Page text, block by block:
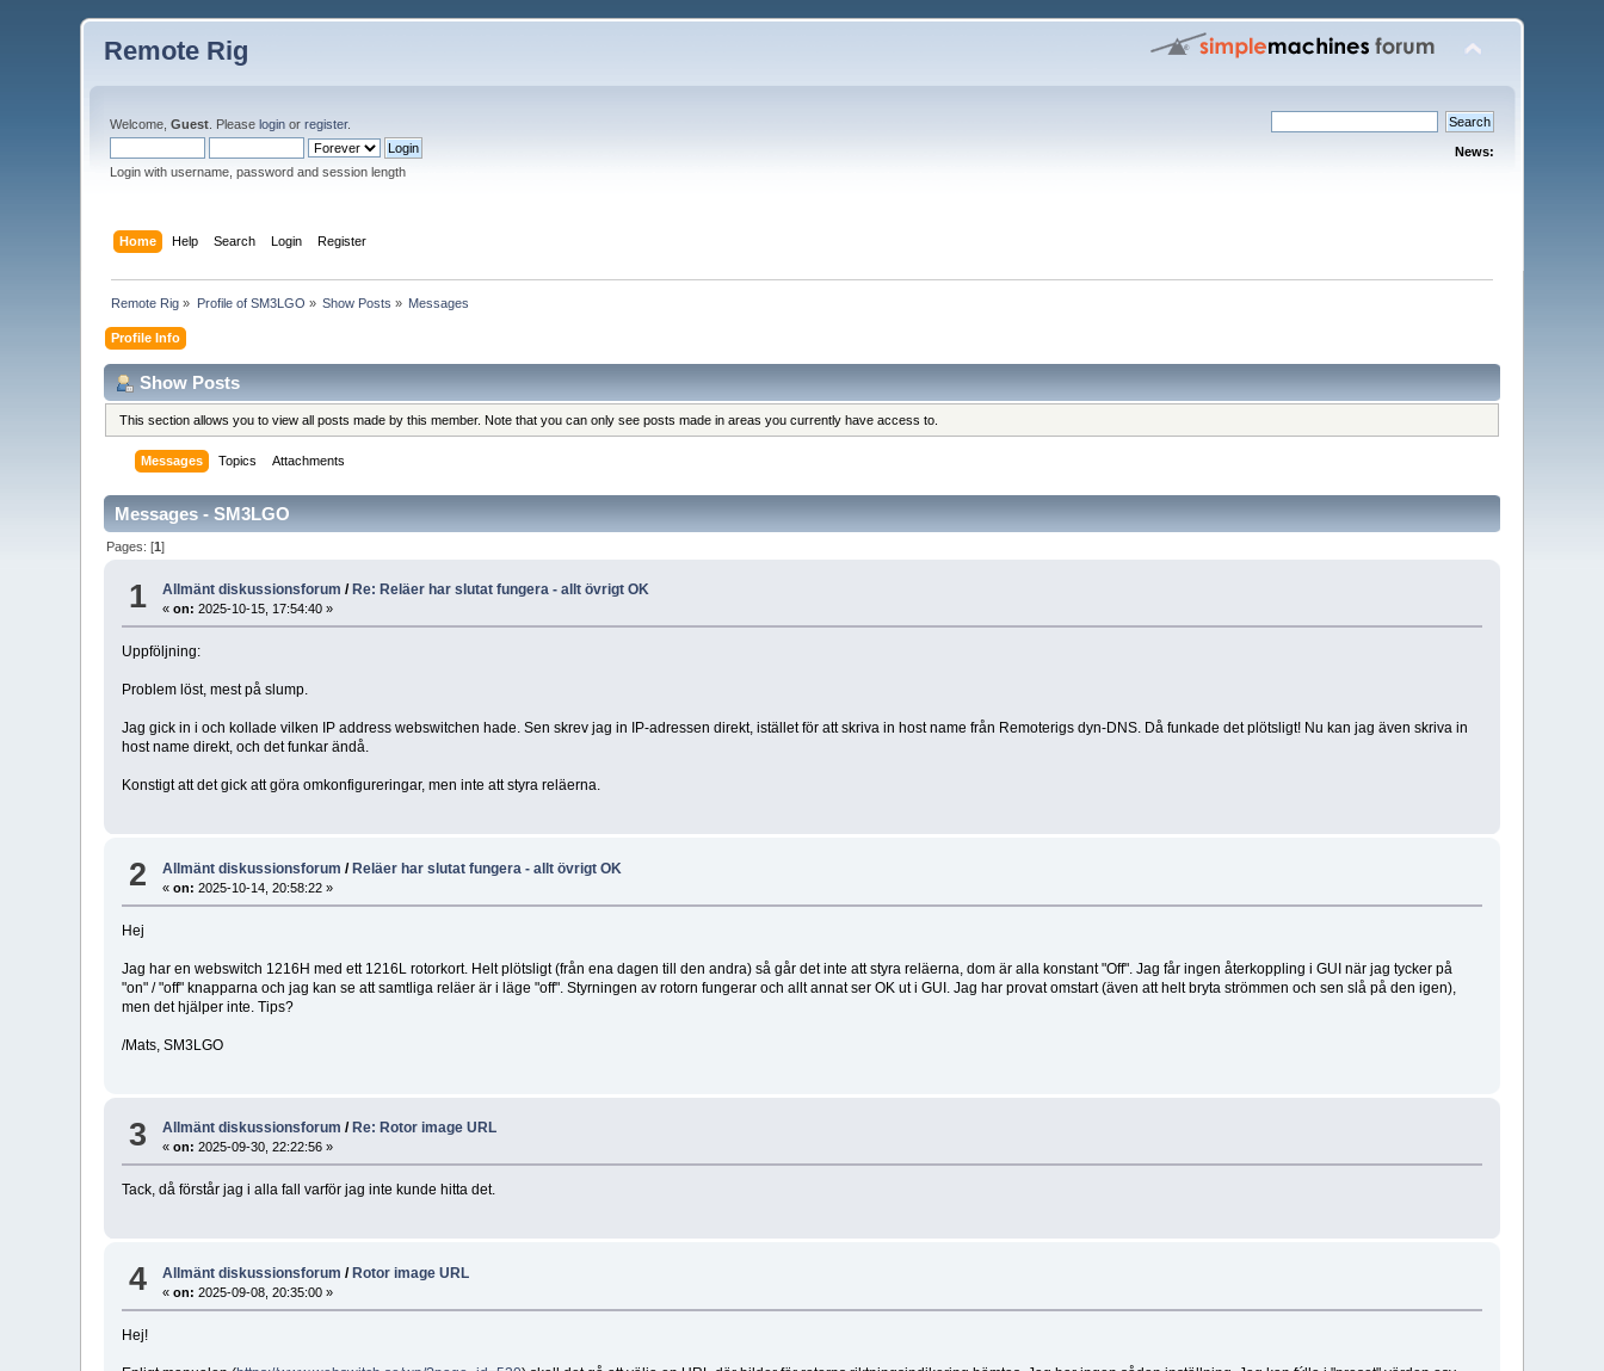
Remote Rig
Welcome,Guest . Pleaselogin orregister.
Login with username, password and session length
News:
Home Help Search Login Register
Remote Rig » Profile of SM3LGO » Show Posts » Messages
Profile Info
Show Posts
This section allows you to view all posts made by this member. Note that you can only see posts made in areas you currently have access to.
Messages Topics Attachments
Messages - SM3LGO
Pages: [1]
1 Allmänt diskussionsforum / Re: Reläer har slutat fungera - allt övrigt OK
«on: 2025-10-15, 17:54:40 »
Uppföljning:
Problem löst, mest på slump.
Jag gick in i och kollade vilken IP address webswitchen hade. Sen skrev jag in IP-adressen direkt, istället för att skriva in host name från Remoterigs dyn-DNS. Då funkade det plötsligt! Nu kan jag även skriva in
host name direkt, och det funkar ändå.
Konstigt att det gick att göra omkonfigureringar, men inte att styra reläerna.
2 Allmänt diskussionsforum /Reläer har slutat fungera - allt övrigt OK
«on: 2025-10-14, 20:58:22 »
Hej
Jag har en webswitch 1216H med ett 1216L rotorkort. Helt plötsligt (från ena dagen till den andra) så går det inte att styra reläerna, dom är alla konstant "Off". Jag får ingen återkoppling i GUI när jag tycker på
"on" / "off" knapparna och jag kan se att samtliga reläer är i läge "off". Styrningen av rotorn fungerar och allt annat ser OK ut i GUI. Jag har provat omstart (även att helt bryta strömmen och sen slå på den igen),
men det hjälper inte. Tips?
/Mats, SM3LGO
3 Allmänt diskussionsforum / Re: Rotor image URL
«on: 2025-09-30, 22:22:56 »
Tack, då förstår jag i alla fall varför jag inte kunde hitta det.
4 Allmänt diskussionsforum /Rotor image URL
«on: 2025-09-08, 20:35:00 »
Hej!